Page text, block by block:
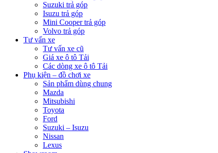
Suzuki trả góp
Isuzu trả góp
Mini Cooper trả góp
Volvo trả góp
Tư vấn xe
Tư vấn xe cũ
Giá xe ô tô Tải
Các dòng xe ô tô Tải
Phụ kiện – đồ chơi xe
Sản phẩm dùng chung
Mazda
Mitsubishi
Toyota
Ford
Suzuki – Isuzu
Nissan
Lexus